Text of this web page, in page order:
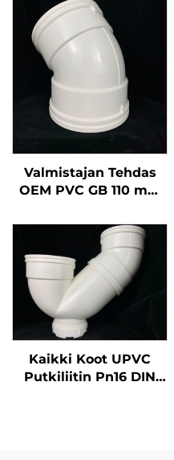
Valmistajan Tehdas
OEM PVC GB 110 mm
Pullonkaulainen T-
liitin UPVC
Putkiliittimet 45
asteen kyynärliitin
Kaikki Koot UPVC
Putkiliitin Pn16 DIN